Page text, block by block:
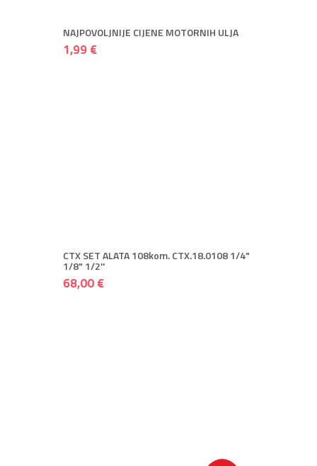
NAJPOVOLJNIJE CIJENE MOTORNIH ULJA
1,99 €
CTX SET ALATA 108kom. CTX.18.0108 1/4"
1/8" 1/2''
68,00 €